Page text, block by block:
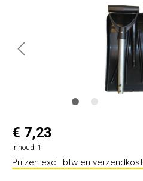
€ 7,23
Inhoud: 1
Prijzen excl. btw en